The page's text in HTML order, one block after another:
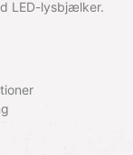
LED-lysbjælker.